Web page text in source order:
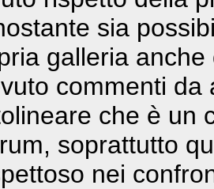
sia
galleria
commenti da
che è un
soprattutto
nei